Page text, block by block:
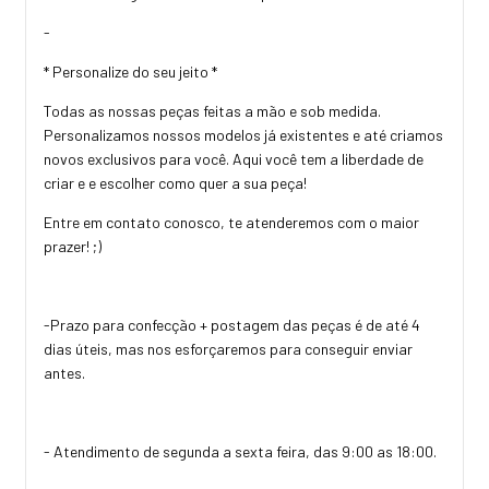
-
* Personalize do seu jeito *
Todas as nossas peças feitas a mão e sob medida.
Personalizamos nossos modelos já existentes e até criamos
novos exclusivos para você. Aqui você tem a liberdade de
criar e e escolher como quer a sua peça!
Entre em contato conosco, te atenderemos com o maior
prazer! ;)
-Prazo para confecção + postagem das peças é de até 4
dias úteis, mas nos esforçaremos para conseguir enviar
antes.
- Atendimento de segunda a sexta feira, das 9:00 as 18:00.